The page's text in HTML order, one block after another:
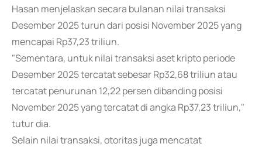
Hasan menjelaskan secara bulanan nilai transaksi
Desember 2025 turun dari posisi November 2025 yang
mencapai Rp37,23 triliun.
"Sementara, untuk nilai transaksi aset kripto periode
Desember 2025 tercatat sebesar Rp32,68 triliun atau
tercatat penurunan 12,22 persen dibanding posisi
November 2025 yang tercatat di angka Rp37,23 triliun,"
tutur dia.
Selain nilai transaksi, otoritas juga mencatat